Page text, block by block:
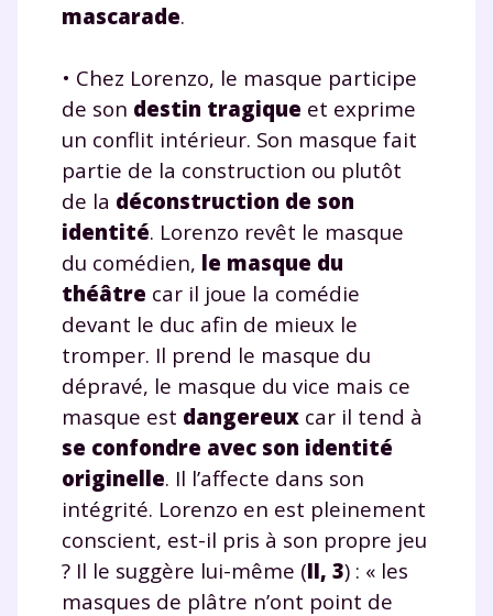
mascarade.
• Chez Lorenzo, le masque participe
de son destin tragique et exprime
un conflit intérieur. Son masque fait
partie de la construction ou plutôt
de la déconstruction de son
identité. Lorenzo revêt le masque
du comédien, le masque du
théâtre car il joue la comédie
devant le duc afin de mieux le
tromper. Il prend le masque du
dépravé, le masque du vice mais ce
masque est dangereux car il tend à
se confondre avec son identité
originelle. Il l’affecte dans son
intégrité. Lorenzo en est pleinement
conscient, est-il pris à son propre jeu
? Il le suggère lui-même (II, 3) : « les
masques de plâtre n’ont point de